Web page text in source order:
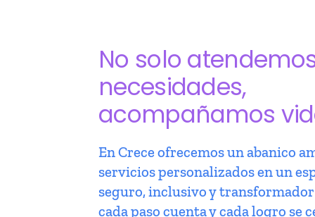
No solo
necesidades,
acompañamos
En Crece ofrecemos un abanico
servicios personalizados en un
seguro, inclusivo y
cada paso cuenta y cada logro se